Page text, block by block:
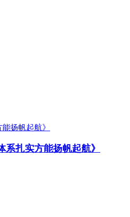
扎实方能扬帆起航》